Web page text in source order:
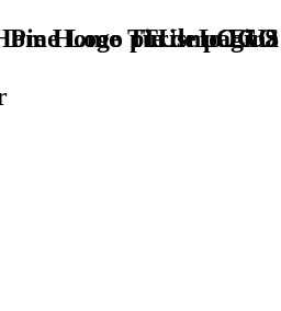
TU - LOGO
Logo pie de página
Pie Home Turismo EUS